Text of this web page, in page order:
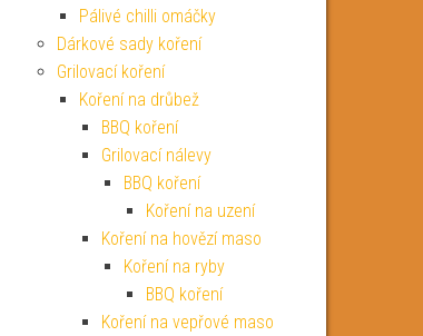
Pálivé chilli omáčky
Dárkové sady koření
Grilovací koření
Koření na drůbež
BBQ koření
Grilovací nálevy
BBQ koření
Koření na uzení
Koření na hovězí maso
Koření na ryby
BBQ koření
Koření na vepřové maso